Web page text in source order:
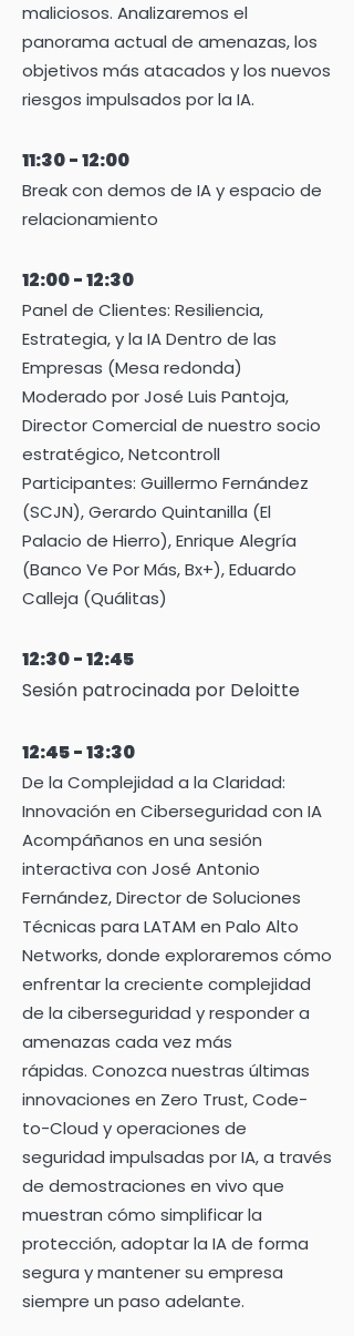
maliciosos. Analizaremos el
panorama actual de amenazas, los
objetivos más atacados y los nuevos
riesgos impulsados por la IA.
11:30 - 12:00
Break con demos de IA y espacio de
relacionamiento
12:00 - 12:30
Panel de Clientes: Resiliencia,
Estrategia, y la IA Dentro de las
Empresas (Mesa redonda)
Moderado por José Luis Pantoja,
Director Comercial de nuestro socio
estratégico, Netcontroll
Participantes: Guillermo Fernández
(SCJN), Gerardo Quintanilla (El
Palacio de Hierro), Enrique Alegría
(Banco Ve Por Más, Bx+), Eduardo
Calleja (Quálitas)
12:30 - 12:45
Sesión patrocinada por Deloitte
12:45 - 13:30
De la Complejidad a la Claridad:
Innovación en Ciberseguridad con IA
Acompáñanos en una sesión
interactiva con José Antonio
Fernández, Director de Soluciones
Técnicas para LATAM en Palo Alto
Networks, donde exploraremos cómo
enfrentar la creciente complejidad
de la ciberseguridad y responder a
amenazas cada vez más
rápidas. Conozca nuestras últimas
innovaciones en Zero Trust, Code-
to-Cloud y operaciones de
seguridad impulsadas por IA, a través
de demostraciones en vivo que
muestran cómo simplificar la
protección, adoptar la IA de forma
segura y mantener su empresa
siempre un paso adelante.